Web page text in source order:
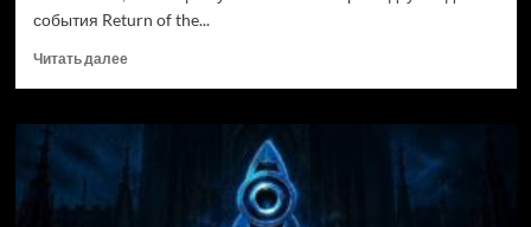
события Return of the...
Читать далееПрочитать
Path
Exile